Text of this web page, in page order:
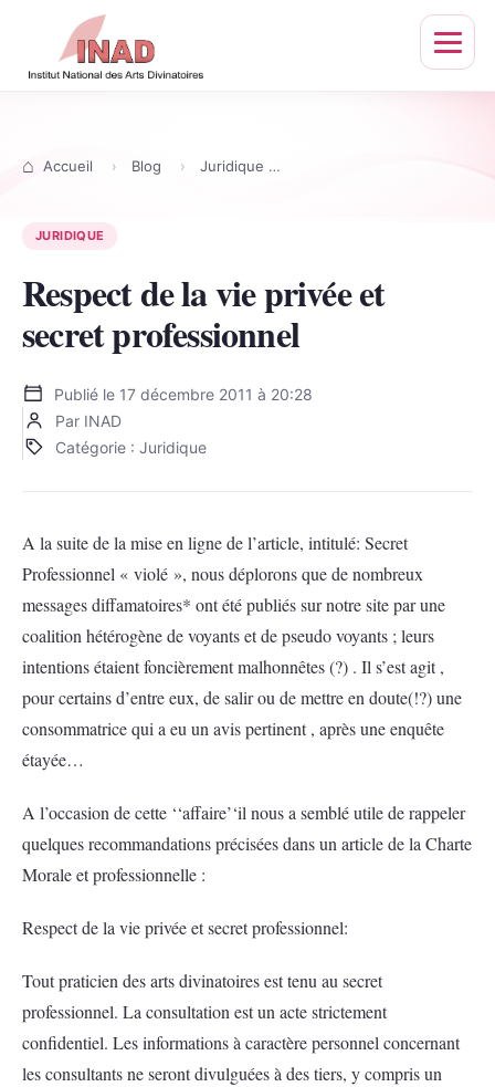
Ouvrir
Accueil Blog Juridique
JURIDIQUE
Respect de la vie privée et
secret professionnel
Publié le 17 décembre 2011 à 20:28
Par INAD
Catégorie : Juridique
A la suite de la mise en ligne de l’article, intitulé: Secret
Professionnel « violé », nous déplorons que de nombreux
messages diffamatoires* ont été publiés sur notre site par une
coalition hétérogène de voyants et de pseudo voyants ; leurs
intentions étaient foncièrement malhonnêtes (?) . Il s’est agit ,
pour certains d’entre eux, de salir ou de mettre en doute(!?) une
consommatrice qui a eu un avis pertinent , après une enquête
étayée…
A l’occasion de cette ‘‘affaire’‘il nous a semblé utile de rappeler
quelques recommandations précisées dans un article de la Charte
Morale et professionnelle :
Respect de la vie privée et secret professionnel:
Tout praticien des arts divinatoires est tenu au secret
professionnel. La consultation est un acte strictement
confidentiel. Les informations à caractère personnel concernant
les consultants ne seront divulguées à des tiers, y compris un